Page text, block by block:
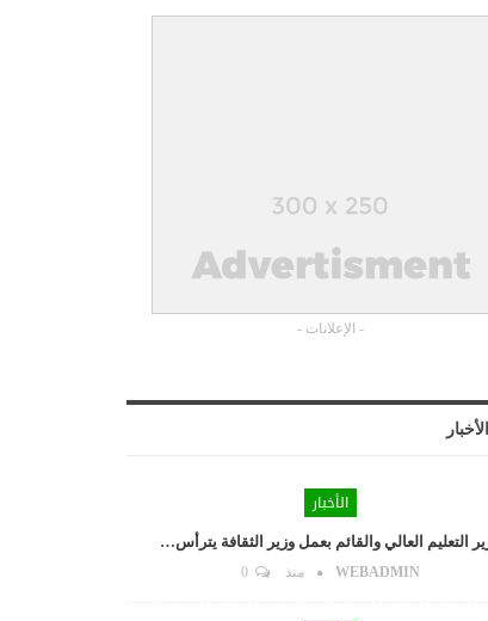
- الإعلانات -
الأخبار
التعليم العالي والقائم بعمل وزير الثقافة يترأس…
WEBADMIN منذ 0